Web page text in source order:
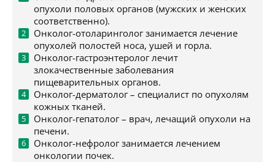
опухоли половых органов (мужских и женских
соответственно).
Онколог-отоларинголог занимается лечение
опухолей полостей носа, ушей и горла.
Онколог-гастроэнтеролог лечит
злокачественные заболевания
пищеварительных органов.
Онколог-дерматолог – специалист по опухолям
кожных тканей.
Онколог-гепатолог – врач, лечащий опухоли на
печени.
Онколог-нефролог занимается лечением
онкологии почек.